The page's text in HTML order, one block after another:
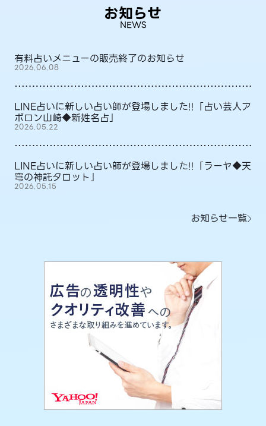
お知らせ
NEWS
有料占いメニューの販売終了のお知らせ
2026.06.08
LINE占いに新しい占い師が登場しました!!「占い芸人ア
ポロン山崎◆新姓名占」
2026.05.22
LINE占いに新しい占い師が登場しました!!「ラーヤ◆天
穹の神託タロット」
2026.05.15
お知らせ一覧